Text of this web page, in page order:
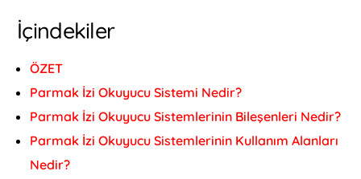
İçindekiler
ÖZET
Parmak İzi Okuyucu Sistemi Nedir?
Parmak İzi Okuyucu Sistemlerinin Bileşenleri Nedir?
Parmak İzi Okuyucu Sistemlerinin Kullanım Alanları
Nedir?